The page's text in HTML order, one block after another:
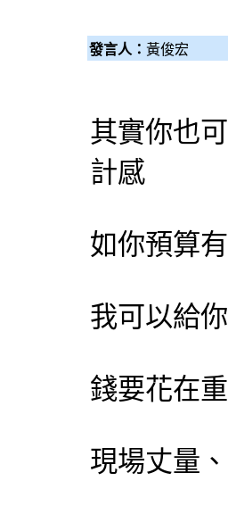
發言人： 黃俊宏
其實你也
計感
如你預算
我可以給
錢要花在
現場丈量